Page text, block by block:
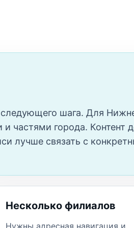
следующего шага. Для
частями города. Контент
лучше связать с
Несколько филиалов
Нужны адресная навигация и